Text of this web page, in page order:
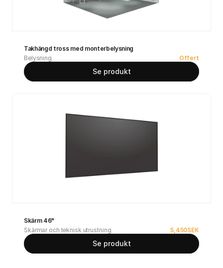
Takhängd tross med monterbelysning
Belysning
Offert
Se produkt
Skärm 46"
Skärmar och teknisk utrustning
5,450SEK
Se produkt